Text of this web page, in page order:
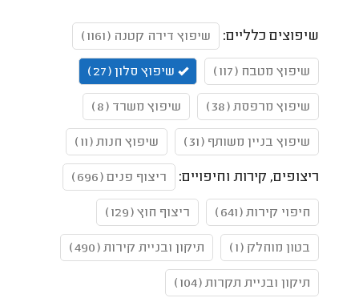
שיפוצים כלליים: שיפוץ דירה קטנה (1161)
שיפוץ מטבח (117) שיפוץ סלון (27)
שיפוץ מרפסת (38) שיפוץ משרד (8)
שיפוץ בניין משותף (31) שיפוץ חנות (11)
ריצופים, קירות וחיפויים: ריצוף פנים (696)
חיפוי קירות (641) ריצוף חוץ (129)
בטון מוחלק (1) תיקון ובניית קירות (490)
תיקון ובניית תקרות (104)